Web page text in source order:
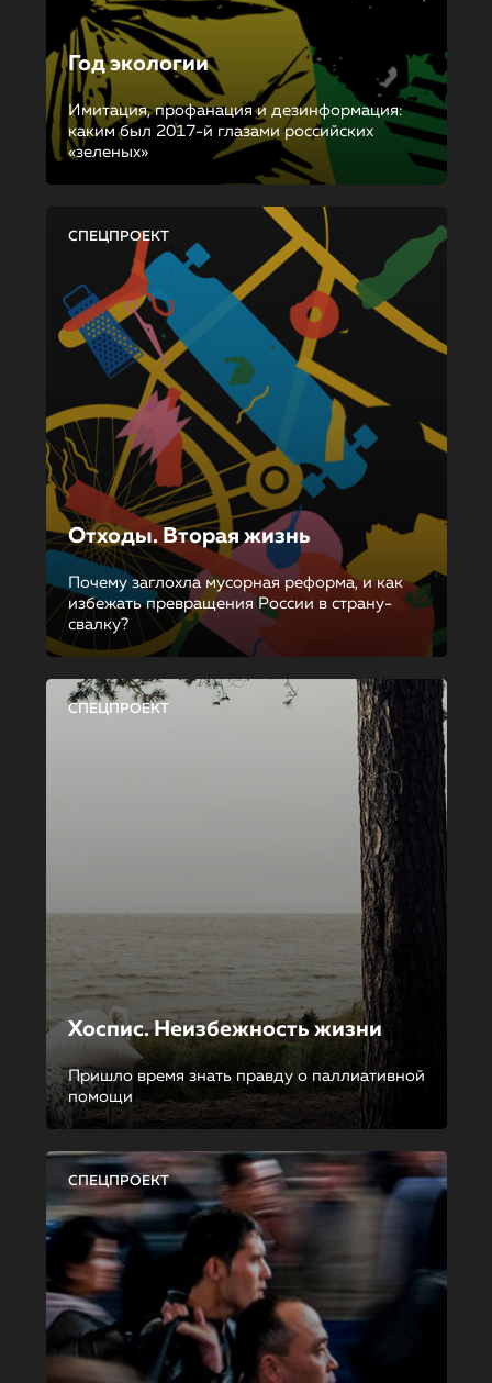
Год экологии
Имитация, профанация и дезинформация:
каким был 2017-й глазами российских
«зеленых»
СПЕЦПРОЕКТ
Отходы. Вторая жизнь
Почему заглохла мусорная реформа, и как
избежать превращения России в страну-
свалку?
СПЕЦПРОЕКТ
Хоспис. Неизбежность жизни
Пришло время знать правду о паллиативной
помощи
СПЕЦПРОЕКТ